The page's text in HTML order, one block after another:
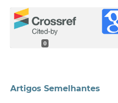
0
Artigos Semelhantes